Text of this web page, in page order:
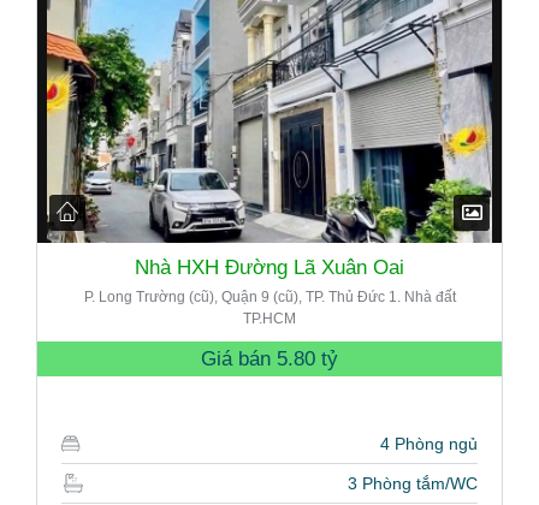
Nhà HXH Đường Lã Xuân Oai
P. Long Trường (cũ), Quận 9 (cũ), TP. Thủ Đức 1. Nhà đất
TP.HCM
Giá bán 5.80 tỷ
4 Phòng ngủ
3 Phòng tắm/WC